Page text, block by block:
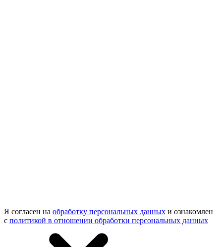
Я согласен на обработку персональных данных и ознакомлен
с политикой в отношении обработки персональных данных